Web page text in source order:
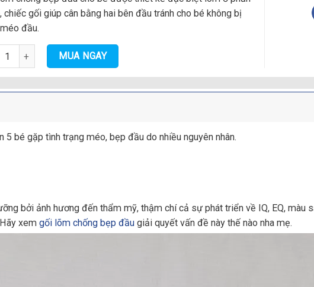
chiếc gối giúp cân bằng hai bên đầu tránh cho bé không bị
đầu.
chống bẹp đầu cho bé - cotton lụa Hàn quốc tone trắng số lượng
MUA NGAY
bé gặp tình trạng méo, bẹp đầu do nhiều nguyên nhân.
bởi ảnh hương đến thẩm mỹ, thậm chí cả sự phát triển về IQ, EQ, màu
xem gối lõm chống bẹp đầugiải quyết vấn đề này thế nào nha mẹ.